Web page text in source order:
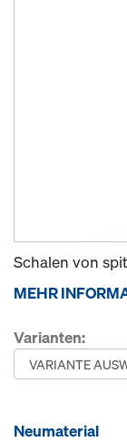
Schalen von
MEHR
Varianten:
Neumaterial